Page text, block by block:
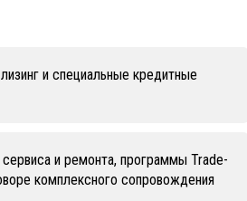
и специальные кредитные
и ремонта, программы Trade-
комплексного сопровождения